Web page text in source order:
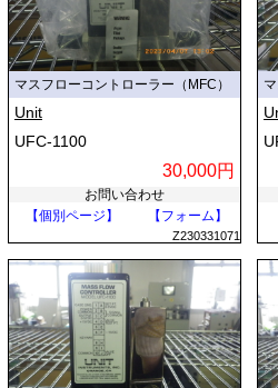
マスフローコントローラー（MFC）
Unit
UFC-1100
30,000円
お問い合わせ
【個別ページ】
【フォーム】
Z230331071